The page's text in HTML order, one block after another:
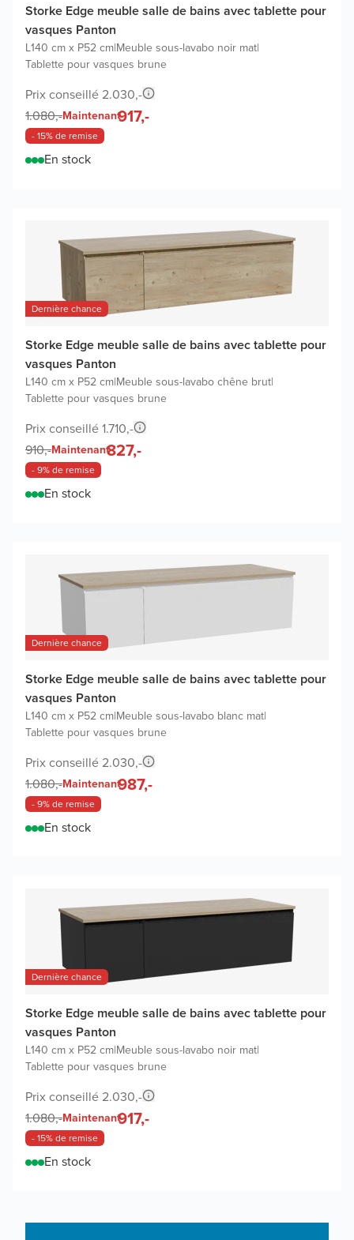
Storke Edge meuble salle de bains avec tablette pour
vasques Panton
L140 cm x P52 cm|Meuble sous-lavabo noir mat|
Tablette pour vasques brune
Prix conseillé 2.030,-
1.080,-Maintenant917,-
- 15% de remise
En stock
Dernière chance
Storke Edge meuble salle de bains avec tablette pour
vasques Panton
L140 cm x P52 cm|Meuble sous-lavabo chêne brut|
Tablette pour vasques brune
Prix conseillé 1.710,-
910,-Maintenant827,-
- 9% de remise
En stock
Dernière chance
Storke Edge meuble salle de bains avec tablette pour
vasques Panton
L140 cm x P52 cm|Meuble sous-lavabo blanc mat|
Tablette pour vasques brune
Prix conseillé 2.030,-
1.080,-Maintenant987,-
- 9% de remise
En stock
Dernière chance
Storke Edge meuble salle de bains avec tablette pour
vasques Panton
L140 cm x P52 cm|Meuble sous-lavabo noir mat|
Tablette pour vasques brune
Prix conseillé 2.030,-
1.080,-Maintenant917,-
- 15% de remise
En stock